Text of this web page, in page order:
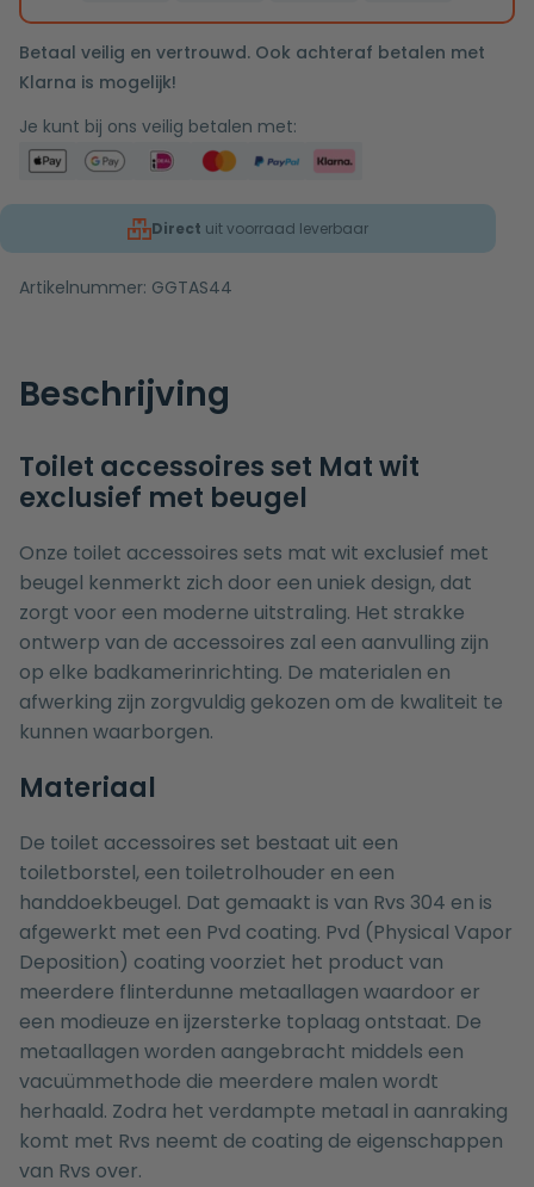
Betaal veilig en vertrouwd. Ook achteraf betalen met
Klarna is mogelijk!
Je kunt bij ons veilig betalen met:
Direct uit voorraad leverbaar
Artikelnummer: GGTAS44
Beschrijving
Toilet accessoires set Mat wit
exclusief met beugel
Onze toilet accessoires sets mat wit exclusief met
beugel kenmerkt zich door een uniek design, dat
zorgt voor een moderne uitstraling. Het strakke
ontwerp van de accessoires zal een aanvulling zijn
op elke badkamerinrichting. De materialen en
afwerking zijn zorgvuldig gekozen om de kwaliteit te
kunnen waarborgen.
Materiaal
De toilet accessoires set bestaat uit een
toiletborstel, een toiletrolhouder en een
handdoekbeugel. Dat gemaakt is van Rvs 304 en is
afgewerkt met een Pvd coating. Pvd (Physical Vapor
Deposition) coating voorziet het product van
meerdere flinterdunne metaallagen waardoor er
een modieuze en ijzersterke toplaag ontstaat. De
metaallagen worden aangebracht middels een
vacuümmethode die meerdere malen wordt
herhaald. Zodra het verdampte metaal in aanraking
komt met Rvs neemt de coating de eigenschappen
van Rvs over.